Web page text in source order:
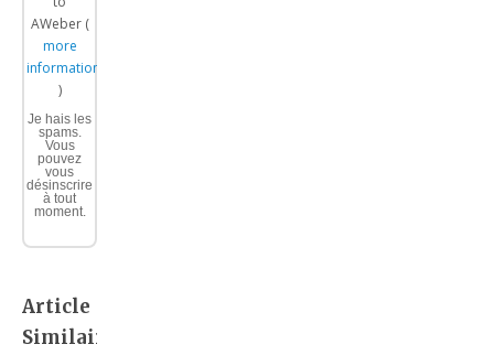
AWeber (
more
information
)
Je hais les
spams.
Vous
pouvez
vous
désinscrire
à tout
moment.
Article
Similaire: